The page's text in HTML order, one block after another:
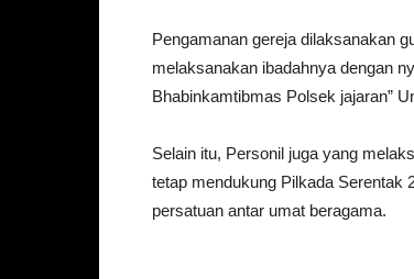
Pengamanan gereja dilaksanakan
melaksanakan ibadahnya dengan
Bhabinkamtibmas Polsek jajaran”
Selain itu, Personil juga yang
tetap mendukung Pilkada Serentak
persatuan antar umat beragama.